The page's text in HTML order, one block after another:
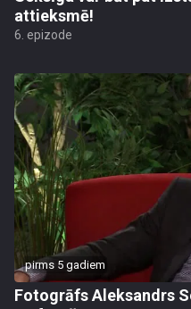
attieksmē!
6. epizode
pirms 5 gadiem
Fotogrāfs Aleksandrs